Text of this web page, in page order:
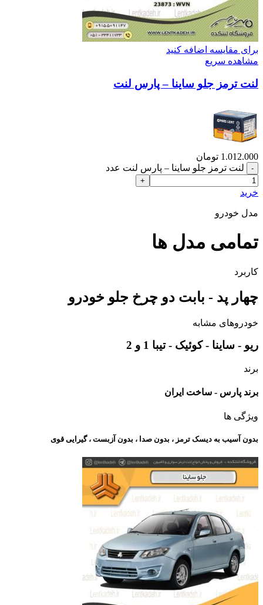
برای مقایسه اضافه کنید
مشاهده سریع
لنت ترمز جلو ساینا – پارس لنت
1.012.000 تومان
لنت ترمز جلو ساینا – پارس لنت عدد
خرید
مدل خودرو
تمامی مدل ها
کاربرد
چهار پد - بابت دو چرخ جلو خودرو
خودروهای مشابه
ریو - ساینا - کوئیک - تیبا 1 و 2
برند
برند پارس - ساخت ایران
ویژگی ها
بدون آسیب به دیسک ترمز ، بدون صدا ، بدون آزبست ، گیرایی قوی​